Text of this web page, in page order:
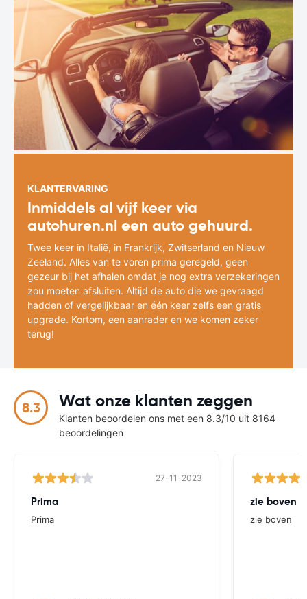
KLANTERVARING
Inmiddels al vijf keer via
autohuren.nl een auto gehuurd.
Twee keer in Italië, in Frankrijk, Zwitserland en Nieuw
Zeeland. Alles van te voren prima geregeld, geen
gezeur bij het afhalen omdat je nog extra verzekeringen
zou moeten afsluiten. Altijd de auto die we gevraagd
hadden of vergelijkbaar en één keer zelfs een gratis
upgrade. Kortom, een aanrader en we komen zeker
terug!
8.3 Wat onze klanten zeggen
Klanten beoordelen ons met een 8.3/10 uit 8164
beoordelingen
27-11-2023
Prima
Prima
zie boven
zie boven